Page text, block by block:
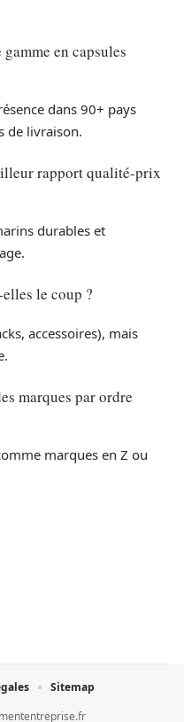
en capsules
dans 90+ pays
de livraison.
rapport qualité-prix
durables et
le coup ?
accessoires), mais
marques par ordre
marques en Z ou
Sitemap